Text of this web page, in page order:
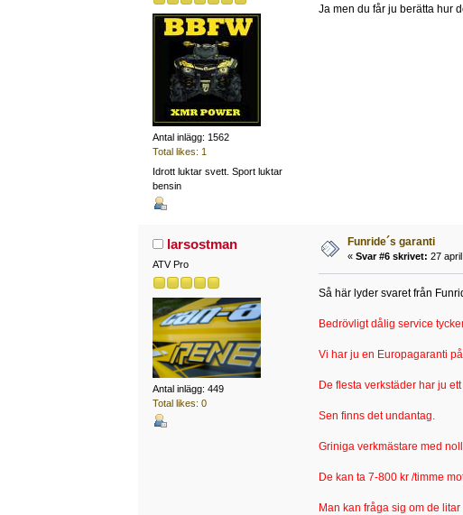
Antal inlägg: 1562
Total likes: 1
Idrott luktar svett. Sport luktar
bensin
Ja men du får ju berätta hur
larsostman
ATV Pro
Antal inlägg: 449
Total likes: 0
Funride´s garanti
« Svar #6 skrivet: 27
Så här lyder svaret från
Bedrövligt dålig service
Vi har ju en Europagaranti
De flesta verkstäder har ju
Sen finns det undantag.
Griniga verkmästare med
De kan ta 7-800 kr /timme
Man kan fråga sig om de